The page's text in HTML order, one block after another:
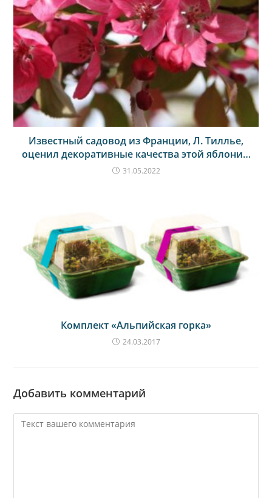
Известный садовод из Франции, Л. Тиллье,
оценил декоративные качества этой яблони…
31.05.2022
Комплект «Альпийская горка»
24.03.2017
Добавить комментарий